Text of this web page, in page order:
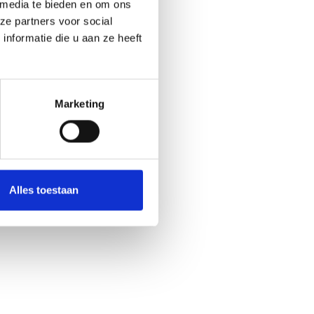
te bieden en om ons
partners voor social
die u aan ze heeft
Marketing
Alles toestaan